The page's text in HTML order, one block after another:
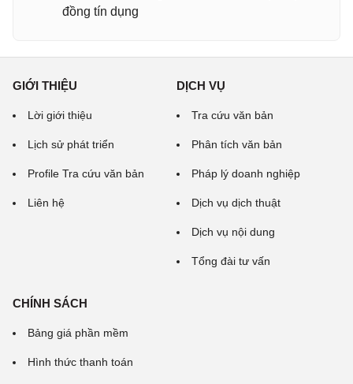
đồng tín dụng
GIỚI THIỆU
Lời giới thiệu
Lịch sử phát triển
Profile Tra cứu văn bản
Liên hệ
DỊCH VỤ
Tra cứu văn bản
Phân tích văn bản
Pháp lý doanh nghiệp
Dịch vụ dịch thuật
Dịch vụ nội dung
Tổng đài tư vấn
CHÍNH SÁCH
Bảng giá phần mềm
Hình thức thanh toán